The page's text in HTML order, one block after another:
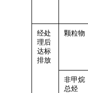
经处
理后
达标
排放
颗粒物
非甲烷
总烃